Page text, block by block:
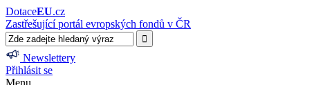
DotaceEU.cz
Zastřešující portál evropských fondů v ČR
Newslettery
Přihlásit se
Menu